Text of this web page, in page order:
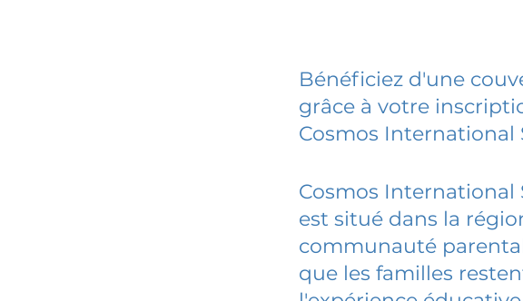
Bénéficiez d'une
grâce à votre
Cosmos International
Cosmos International
est situé dans la
communauté
que les familles